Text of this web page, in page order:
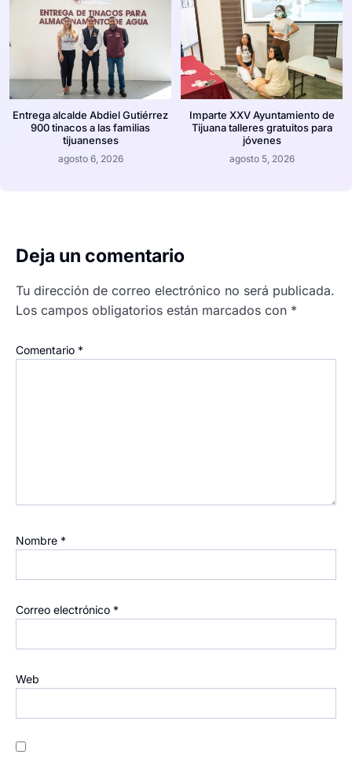
Entrega alcalde Abdiel Gutiérrez
900 tinacos a las familias
tijuanenses
agosto 6, 2026
Imparte XXV Ayuntamiento de
Tijuana talleres gratuitos para
jóvenes
agosto 5, 2026
Deja un comentario
Tu dirección de correo electrónico no será publicada.
Los campos obligatorios están marcados con *
Comentario *
Nombre *
Correo electrónico *
Web